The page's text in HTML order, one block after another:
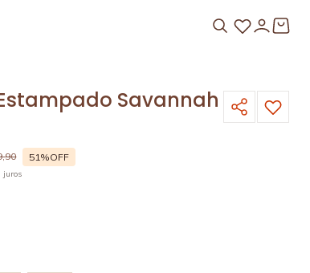
Savannah
,90 51%OFF
juros